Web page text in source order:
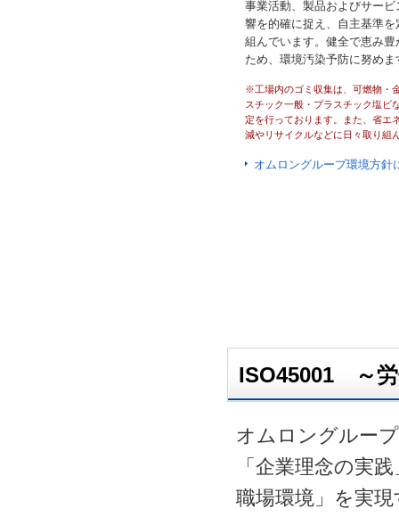
事業活動、製品およびサー
響を的確に捉え、自主基準
組んでいます。健全で恵み
ため、環境汚染予防に努めま
※工場内のゴミ収集は、可燃物・
スチック一般・プラスチック塩ビ
定を行っております。また、省エ
減やリサイクルなどに日々取り組
オムロングループ環境方針
ISO45001 ～
オムロングルー
「企業理念の実
職場環境」を実